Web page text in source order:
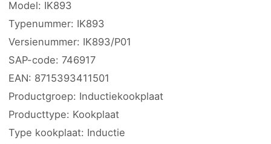
Model: IK893
Typenummer: IK893
Versienummer: IK893/P01
SAP-code: 746917
EAN: 8715393411501
Productgroep: Inductiekookplaat
Producttype: Kookplaat
Type kookplaat: Inductie